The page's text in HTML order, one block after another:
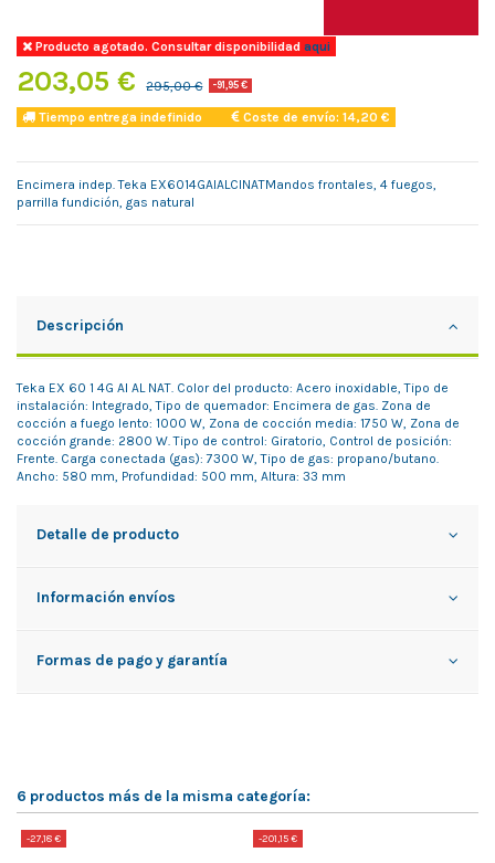
Producto agotado. Consultar disponibilidadaqui
203,05 € 295,00 € -91,95 €
Tiempo entrega indefinido Coste de envío: 14,20 €
Encimera indep. Teka EX6014GAIALCINATMandos frontales, 4 fuegos,
parrilla fundición, gas natural
Descripción
Teka EX 60 1 4G AI AL NAT. Color del producto: Acero inoxidable, Tipo de
instalación: Integrado, Tipo de quemador: Encimera de gas. Zona de
cocción a fuego lento: 1000 W, Zona de cocción media: 1750 W, Zona de
cocción grande: 2800 W. Tipo de control: Giratorio, Control de posición:
Frente. Carga conectada (gas): 7300 W, Tipo de gas: propano/butano.
Ancho: 580 mm, Profundidad: 500 mm, Altura: 33 mm
Detalle de producto
Información envíos
Formas de pago y garantía
6 productos más de la misma categoría:
-27,18 € -201,15 €